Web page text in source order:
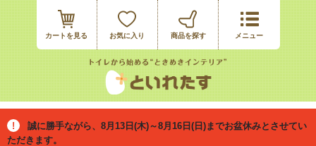
カートを見る お気に入り
誠に勝手ながら、8月13日(木)～8月16日(日)までお盆休みとさせてい
ただきます。